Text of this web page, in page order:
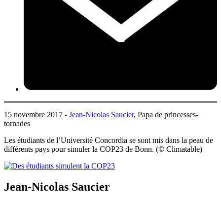
15 novembre 2017 - Jean-Nicolas Saucier, Papa de princesses-
tornades
Les étudiants de l’Université Concordia se sont mis dans la peau de
différents pays pour simuler la COP23 de Bonn. (© Climatable)
Jean-Nicolas Saucier